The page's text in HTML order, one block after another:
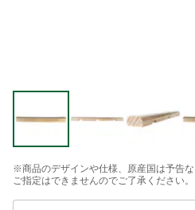
※商品のデザインや仕様、原産国は予告な
ご指定はできませんのでご了承ください。